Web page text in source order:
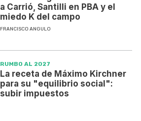
a Carrió, Santilli en PBA y el
miedo K del campo
FRANCISCO ANGULO
RUMBO AL 2027
La receta de Máximo Kirchner
para su "equilibrio social":
subir impuestos